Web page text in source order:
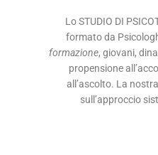
Lo STUDIO DI
formato da
formazione, giovani,
propensione
all’ascolto. La
sull’approccio